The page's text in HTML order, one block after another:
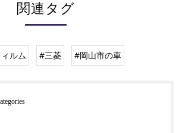
関連タグ
ルム #三菱 #岡山市の車